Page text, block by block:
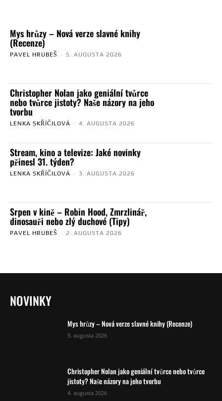
Mys hrůzy – Nová verze slavné knihy
(Recenze)
PAVEL HRUBEŠ - 5. AUGUSTA 2026
Christopher Nolan jako geniální tvůrce
nebo tvůrce jistoty? Naše názory na jeho
tvorbu
LENKA SKŘÍČILOVÁ - 4. AUGUSTA 2026
Stream, kino a televize: Jaké novinky
přinesl 31. týden?
LENKA SKŘÍČILOVÁ - 3. AUGUSTA 2026
Srpen v kině – Robin Hood, Zmrzlinář,
dinosauři nebo zlý duchové (Tipy)
PAVEL HRUBEŠ - 2. AUGUSTA 2026
NOVINKY
Mys hrůzy – Nová verze slavné knihy (Recenze)
5. augusta 2026
Christopher Nolan jako geniální tvůrce nebo tvůrce
jistoty? Naše názory na jeho tvorbu
4. augusta 2026